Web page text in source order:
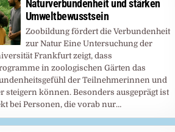
Naturverbundenheit und stärken
Umweltbewusstsein
Zoobildung fördert die Verbundenheit
zur Natur Eine Untersuchung der
Frankfurt zeigt, dass
in zoologischen Gärten das
der Teilnehmerinnen und
steigern können. Besonders ausgeprägt ist
bei Personen, die vorab nur…